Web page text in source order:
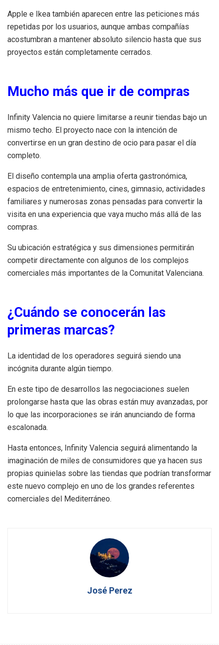
Apple e Ikea también aparecen entre las peticiones más
repetidas por los usuarios, aunque ambas compañías
acostumbran a mantener absoluto silencio hasta que sus
proyectos están completamente cerrados.
Mucho más que ir de compras
Infinity Valencia no quiere limitarse a reunir tiendas bajo un
mismo techo. El proyecto nace con la intención de
convertirse en un gran destino de ocio para pasar el día
completo.
El diseño contempla una amplia oferta gastronómica,
espacios de entretenimiento, cines, gimnasio, actividades
familiares y numerosas zonas pensadas para convertir la
visita en una experiencia que vaya mucho más allá de las
compras.
Su ubicación estratégica y sus dimensiones permitirán
competir directamente con algunos de los complejos
comerciales más importantes de la Comunitat Valenciana.
¿Cuándo se conocerán las
primeras marcas?
La identidad de los operadores seguirá siendo una
incógnita durante algún tiempo.
En este tipo de desarrollos las negociaciones suelen
prolongarse hasta que las obras están muy avanzadas, por
lo que las incorporaciones se irán anunciando de forma
escalonada.
Hasta entonces, Infinity Valencia seguirá alimentando la
imaginación de miles de consumidores que ya hacen sus
propias quinielas sobre las tiendas que podrían transformar
este nuevo complejo en uno de los grandes referentes
comerciales del Mediterráneo.
José Perez